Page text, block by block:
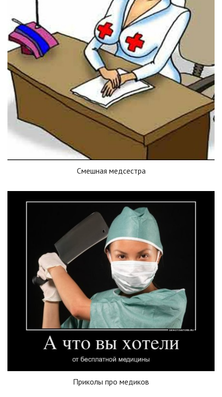
Смешная медсестра
Приколы про медиков